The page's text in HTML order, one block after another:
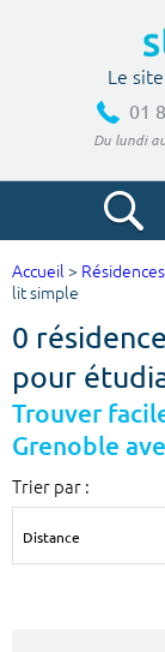
Le
01
Du lundi
Ville, école
Budget min
Surface min
Accueil >
lit simple
0
pour
Trouver
Grenoble
Trier par :